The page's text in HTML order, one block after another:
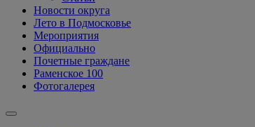
Новости округа
Лето в Подмосковье
Мероприятия
Официально
Почетные граждане
Раменское 100
Фотогалерея